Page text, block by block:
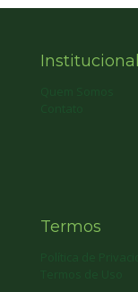
Institucional
Termos